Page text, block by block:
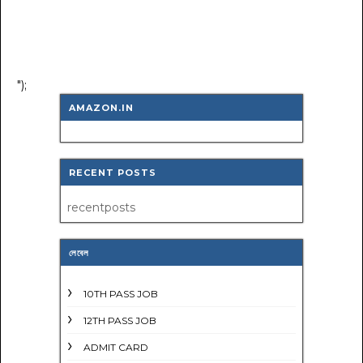
");
AMAZON.IN
RECENT POSTS
recentposts
লেবেল
10TH PASS JOB
12TH PASS JOB
ADMIT CARD